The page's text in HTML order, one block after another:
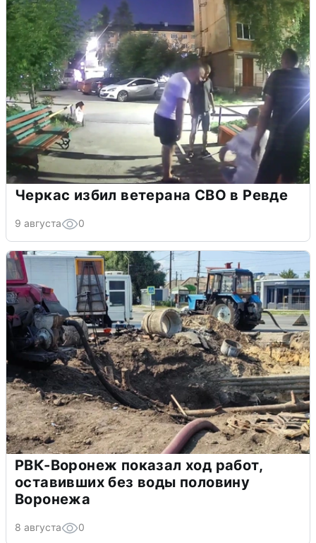
Черкас избил ветерана СВО в Ревде
9 августа 0
РВК-Воронеж показал ход работ,
оставивших без воды половину
Воронежа
8 августа 0